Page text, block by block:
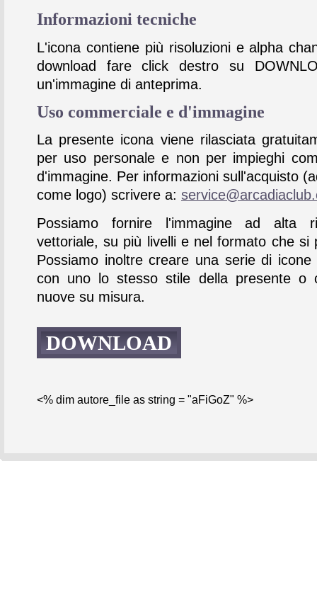
Informazioni tecniche
L'icona contiene più risoluzioni e alpha
download fare click destro su
un'immagine di anteprima.
Uso commerciale e d'immagine
La presente icona viene rilasciata
per uso personale e non per impieghi
d'immagine. Per informazioni sull'acquisto
come logo) scrivere a:
Possiamo fornire l'immagine ad alta
vettoriale, su più livelli e nel formato che si
Possiamo inoltre creare una serie di icone
con uno lo stesso stile della presente o
nuove su misura.
DOWNLOAD
<% dim autore_file as string = "aFiGoZ" %>